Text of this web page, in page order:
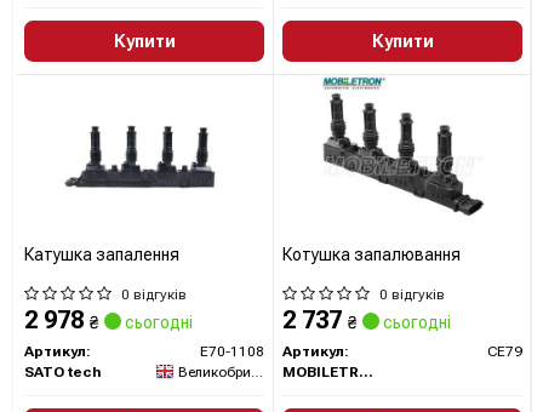
Купити Купити
Катушка запалення
0 відгуків
2 978 ₴ сьогодні
Артикул:
E70-1108
SATO tech
Великобританія
Котушка запалювання
0 відгуків
2 737 ₴ сьогодні
Артикул:
CE79
MOBILETRON